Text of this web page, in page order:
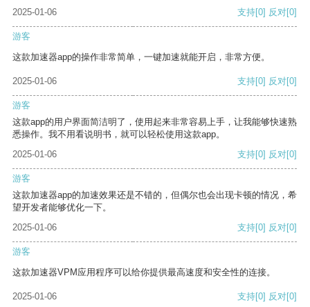
2025-01-06
支持[0] 反对[0]
游客
这款加速器app的操作非常简单，一键加速就能开启，非常方便。
2025-01-06 支持[0] 反对[0]
游客
这款app的用户界面简洁明了，使用起来非常容易上手，让我能够快速熟
悉操作。我不用看说明书，就可以轻松使用这款app。
2025-01-06
支持[0] 反对[0]
游客
这款加速器app的加速效果还是不错的，但偶尔也会出现卡顿的情况，希
望开发者能够优化一下。
2025-01-06
支持[0] 反对[0]
游客
这款加速器VPM应用程序可以给你提供最高速度和安全性的连接。
2025-01-06 支持[0] 反对[0]